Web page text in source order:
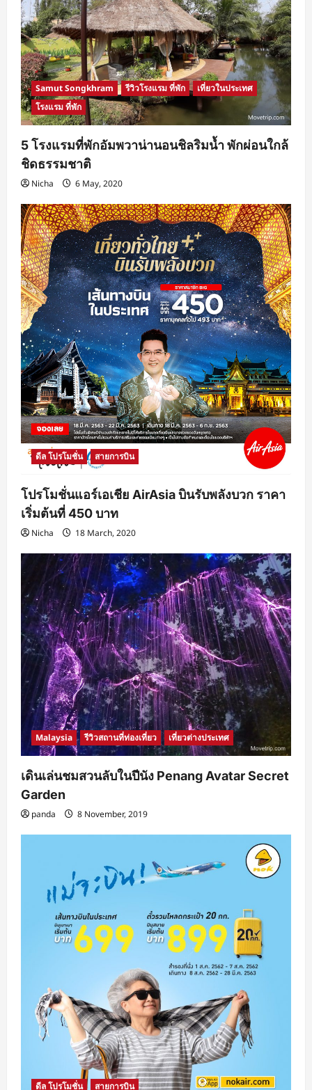
Samut Songkhram รีวิวโรงแรม ที่พัก
เที่ยวในประเทศ
โรงแรม ที่พัก
5 โรงแรมที่พักอัมพวาน่านอนชิลริมน้ำ พักผ่อนใกล้
ชิดธรรมชาติ
Nicha 6 May, 2020
ดีล โปรโมชั่น สายการบิน
โปรโมชั่นแอร์เอเชีย AirAsia บินรับพลังบวก ราคา
เริ่มต้นที่ 450 บาท
Nicha 18 March, 2020
Malaysia รีวิวสถานที่ท่องเที่ยว เที่ยวต่างประเทศ
เดินเล่นชมสวนลับในปีนัง Penang Avatar Secret
Garden
panda 8 November, 2019
ดีล โปรโมชั่น สายการบิน